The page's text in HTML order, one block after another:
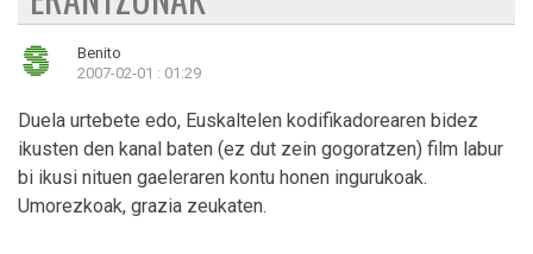
Benito
2007-02-01 : 01:29
Duela urtebete edo, Euskaltelen kodifikadorearen bidez
ikusten den kanal baten (ez dut zein gogoratzen) film labur
bi ikusi nituen gaeleraren kontu honen ingurukoak.
Umorezkoak, grazia zeukaten.